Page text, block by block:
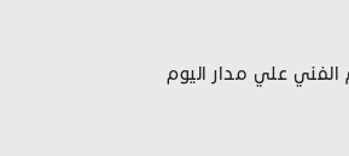
الفني علي مدار اليوم